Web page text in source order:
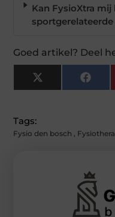
Kan FysioXtra
sportgerelateerde
Goed artikel? Deel
X
(Twitter)
Tags:
Fysio den bosch ,